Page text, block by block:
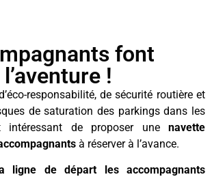
font
!
responsabilité, de sécurité routière et
de saturation des parkings dans les
intéressant de proposer une navette
à réserver à l’avance.
ligne de départ les accompagnants